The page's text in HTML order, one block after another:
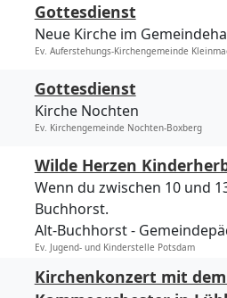
Gottesdienst
Neue Kirche im
Ev. Auferstehungs-Kirchengemeinde
Gottesdienst
Kirche Nochten
Ev. Kirchengemeinde Nochten-Boxberg
Wilde Herzen
Wenn du zwischen 10 und
Buchhorst.
Alt-Buchhorst
Ev. Jugend- und Kinderstelle Potsdam
Kirchenkonzert mit